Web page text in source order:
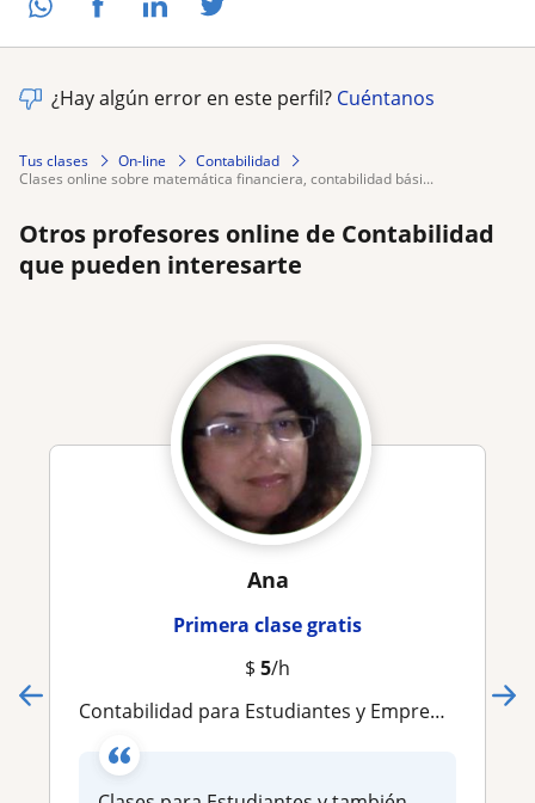
¿Hay algún error en este perfil? Cuéntanos
Tus clases On-line
Contabilidad
clases online sobre matemática financiera, contabilidad bási...
Otros profesores online de Contabilidad
que pueden interesarte
Ana
Primera clase gratis
$ 5/h
Contabilidad para Estudiantes y Emprendedores